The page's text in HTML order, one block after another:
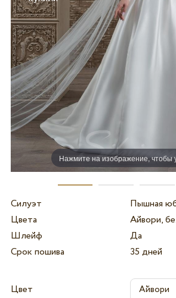
Нажмите на изображение, чтобы
Силуэт
Пышная
Цвета
Айвори,
Шлейф
Да
Срок пошива
35 дней
Цвет